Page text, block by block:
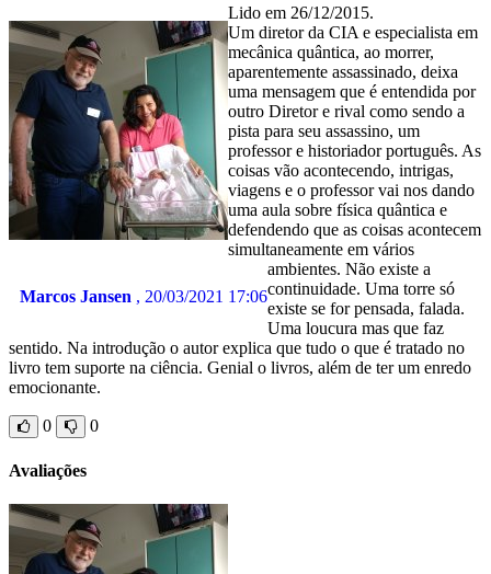
Marcos Jansen , 20/03/2021 17:06
Lido em 26/12/2015.
Um diretor da CIA e especialista em
mecânica quântica, ao morrer,
aparentemente assassinado, deixa
uma mensagem que é entendida por
outro Diretor e rival como sendo a
pista para seu assassino, um
professor e historiador português. As
coisas vão acontecendo, intrigas,
viagens e o professor vai nos dando
uma aula sobre física quântica e
defendendo que as coisas acontecem
simultaneamente em vários
ambientes. Não existe a
continuidade. Uma torre só
existe se for pensada, falada.
Uma loucura mas que faz
sentido. Na introdução o autor explica que tudo o que é tratado no
livro tem suporte na ciência. Genial o livros, além de ter um enredo
emocionante.
0 0
Avaliações